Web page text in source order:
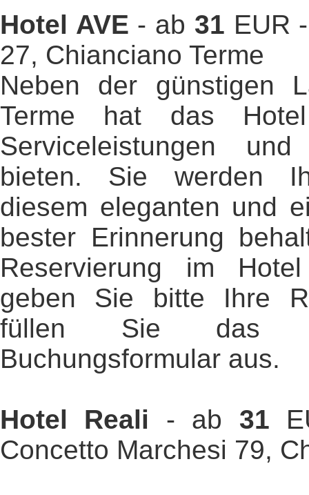
Hotel AVE - ab 31 EUR
27, Chianciano Terme
Neben der günstigen
Terme hat das
Serviceleistungen
bieten. Sie werden
diesem eleganten und
bester Erinnerung
Reservierung im
geben Sie bitte Ihre
füllen Sie das
Buchungsformular aus.
Hotel Reali - ab 31
Concetto Marchesi 79,